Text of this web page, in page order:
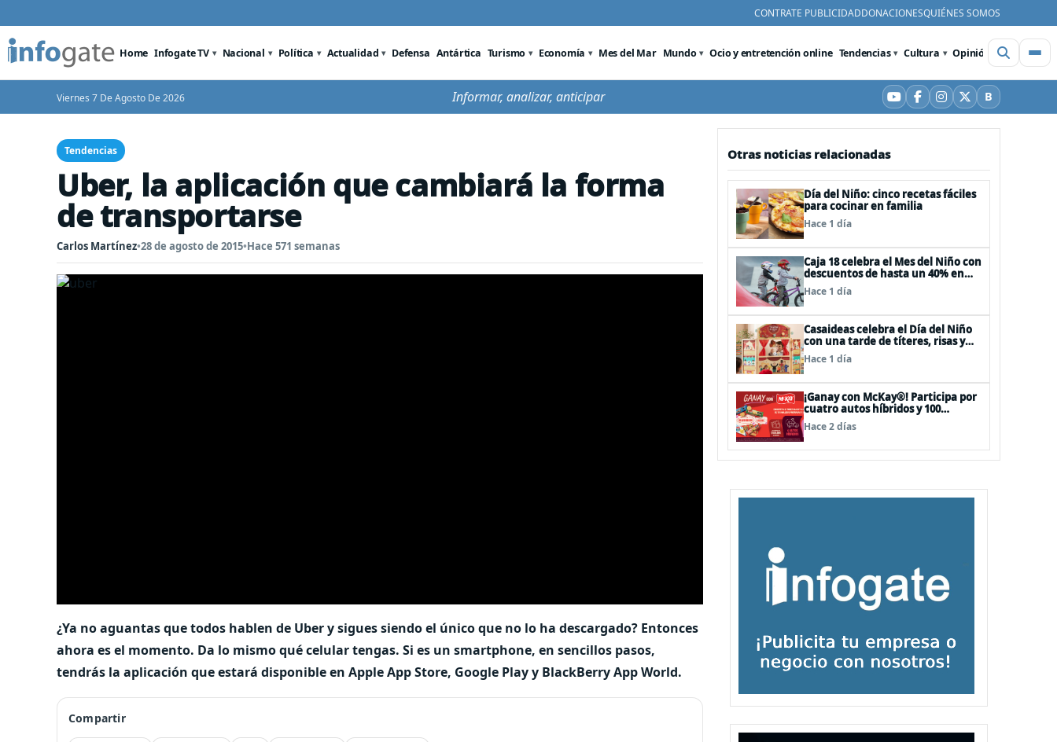
CONTRATE PUBLICIDADDONACIONESQUIÉNES SOMOS
Home Infogate TV Nacional Política Actualidad Defensa Antártica Turismo Economía Mes del Mar Mundo Ocio y entretención online Tendencias Cultura Opinión Videos
Viernes 7 De Agosto De 2026 Informar, analizar, anticipar YouTube
Facebook
Instagram
X BBluesky
Tendencias
Uber, la aplicación que cambiará la forma
de transportarse
Carlos Martínez•28 de agosto de 2015•Hace 571 semanas
¿Ya no aguantas que todos hablen de Uber y sigues siendo el único que no lo ha descargado? Entonces
ahora es el momento. Da lo mismo qué celular tengas. Si es un smartphone, en sencillos pasos,
tendrás la aplicación que estará disponible en Apple App Store, Google Play y BlackBerry App World.
Compartir
Otras noticias relacionadas
Día del Niño: cinco recetas fáciles
para cocinar en familia
Hace 1 día
Caja 18 celebra el Mes del Niño con
descuentos de hasta un 40% en
panoramas, cine, shows y
streaming
Hace 1 día
Casaideas celebra el Día del Niño
con una tarde de títeres, risas y
sorpresas en el Mall Plaza Vespucio
Hace 1 día
¡Ganay con McKay®! Participa por
cuatro autos híbridos y 100
premios de $500.000
Hace 2 días